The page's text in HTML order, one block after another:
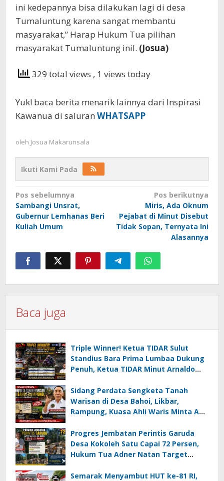
ini kedepannya bisa dilakukan lagi di desa
Tumaluntung karena sangat membantu
masyarakat,” Harap Hukum Tua pilihan
masyarakat Tumaluntung inil. (Josua)
329 total views , 1 views today
Yuk! baca berita menarik lainnya dari Inspirasi
Kawanua di saluran WHATSAPP
oleh Josua Makarunsala
Ikuti Kami Pada
Navigasi
pos
Pos sebelumnya
Sambangi Unsrat,
Gubernur Lemhanas Beri
Kuliah Umum
Pos berikutnya
Miris, Ada Oknum
Pejabat di Minut Disebut
Tidak Sopan, Ternyata Ini
Alasannya
Baca juga
Triple Winner! Ketua TIDAR Sulut
Standius Bara Prima Lumbaa Dukung
Penuh, Ketua TIDAR Minut Arnaldo
05 MC JOE Sapu Bersih Tiga Gelar
Juara Umum
Sidang Perdata Sengketa Tanah
Warisan di Desa Bahoi, Likbar,
Rampung, Kuasa Ahli Waris Minta APH
Korupsi Dandes
Progres Jembatan Perintis Garuda
Desa Kokoleh Satu Capai 72 Persen,
Hukum Tua Adner Natan Target
Semarak Menyambut HUT ke-81 RI,